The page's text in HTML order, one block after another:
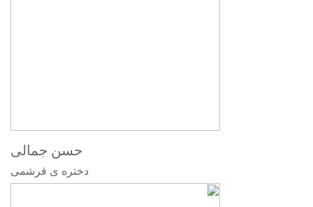
حسن جمالی
دختره ی قرشمی